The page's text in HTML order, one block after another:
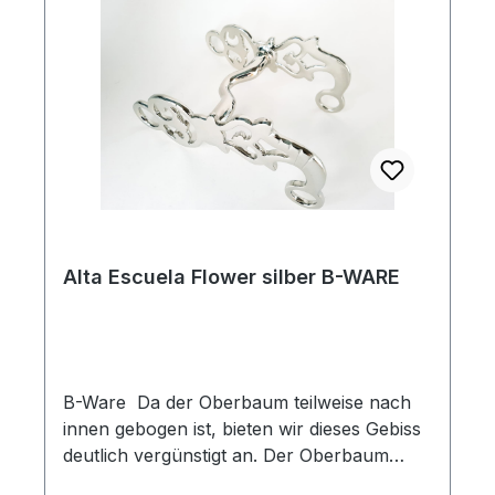
Wechseln sinnvoll wäre. Möglichst nicht
nassem Wetter Ausreiten, da der Gurt
dadurch stark verschmutzt werden kann.
ACHTUNG VOR MOTTEN UND MÄUSEN!
Diese könnten Deinen Sattelgurt stark bis
zur Unbrauchbarkeit beschädigen.
Alta Escuela ist in folgenden Größen
erhältlich: 11,5 cm 12,5 cm 13,5 cm 14,5 cm
Lieferung erfolgt ohne Haken.
Gewicht: ca. 740 g Hinweis: Durch die
seitlichen Verzierungen, welche leicht nach
innen gebogen sind, sollte das Bit eine
Nummer größer gewählt werden.
Alta Escuela Flower silber B-WARE
B-Ware Da der Oberbaum teilweise nach
innen gebogen ist, bieten wir dieses Gebiss
deutlich vergünstigt an. Der Oberbaum